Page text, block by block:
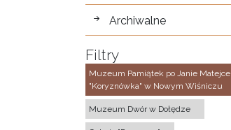
Archiwalne
Filtry
Muzeum Pamiątek po Janie Matejce
"Koryznówka" w Nowym Wiśniczu
Muzeum Dwór w Dołędze